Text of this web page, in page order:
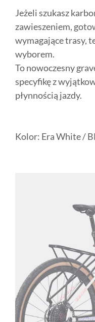
Jeżeli szukasz
zawieszeniem,
wymagające trasy,
wyborem.
To nowoczesny
specyfikę z
płynnością jazdy.
Kolor: Era White /